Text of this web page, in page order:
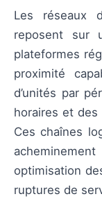
Les réseaux
reposent sur
plateformes
proximité
d’unités par
horaires et des
Ces chaînes
optimisation
ruptures de